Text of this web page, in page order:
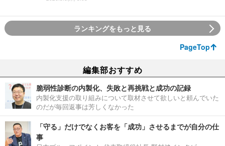
ランキングをもっと見る
PageTop
編集部おすすめ
脆弱性診断の内製化、失敗と再挑戦と成功の記録
内製化支援の取り組みについて取材させて欲しいと頼んでいた
のだが毎回返事は芳しくなかった
「守る」だけでなくお客を「成功」させるまでが自分の仕
事